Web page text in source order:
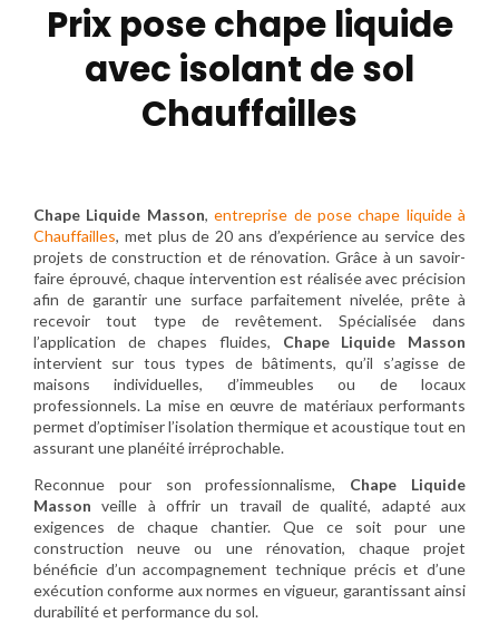
Prix pose chape liquide
avec isolant de sol
Chauffailles
Chape Liquide Masson,entreprise de pose chape liquide à
Chauffailles, met plus de 20 ans d’expérience au service des
projets de construction et de rénovation. Grâce à un savoir-
faire éprouvé, chaque intervention est réalisée avec précision
afin de garantir une surface parfaitement nivelée, prête à
recevoir tout type de revêtement. Spécialisée dans
l’application de chapes fluides, Chape Liquide Masson
intervient sur tous types de bâtiments, qu’il s’agisse de
maisons individuelles, d’immeubles ou de locaux
professionnels. La mise en œuvre de matériaux performants
permet d’optimiser l’isolation thermique et acoustique tout en
assurant une planéité irréprochable.
Reconnue pour son professionnalisme, Chape Liquide
Masson veille à offrir un travail de qualité, adapté aux
exigences de chaque chantier. Que ce soit pour une
construction neuve ou une rénovation, chaque projet
bénéficie d’un accompagnement technique précis et d’une
exécution conforme aux normes en vigueur, garantissant ainsi
durabilité et performance du sol.